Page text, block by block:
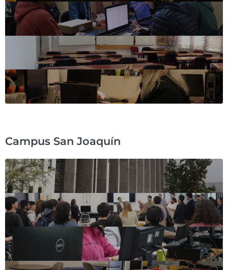
Campus San Joaquín